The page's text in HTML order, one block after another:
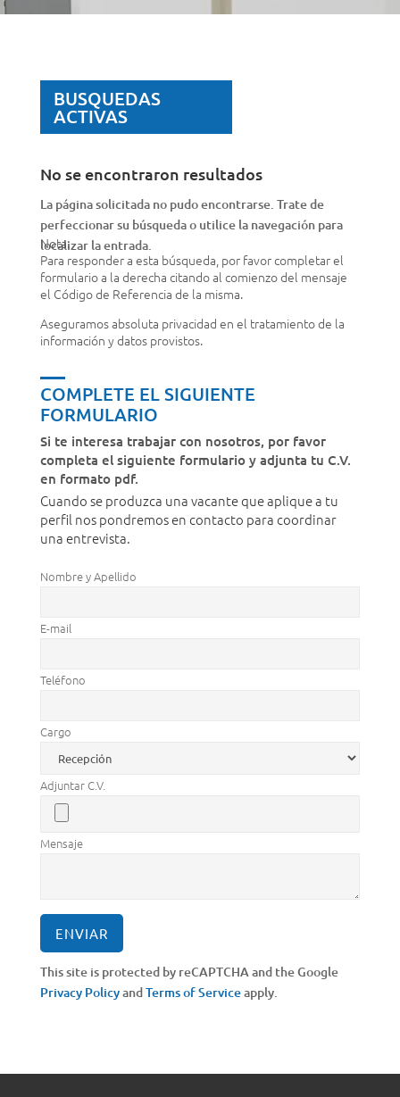
BUSQUEDAS
ACTIVAS
No se encontraron resultados
La página solicitada no pudo encontrarse. Trate de
perfeccionar su búsqueda o utilice la navegación para
localizar la entrada.
Nota:
Para responder a esta búsqueda, por favor completar el
formulario a la derecha citando al comienzo del mensaje
el Código de Referencia de la misma.
Aseguramos absoluta privacidad en el tratamiento de la
información y datos provistos.
COMPLETE EL SIGUIENTE
FORMULARIO
Si te interesa trabajar con nosotros, por favor
completa el siguiente formulario y adjunta tu C.V.
en formato pdf.
Cuando se produzca una vacante que aplique a tu
perfil nos pondremos en contacto para coordinar
una entrevista.
Nombre y Apellido
E-mail
Teléfono
Cargo
Adjuntar C.V.
Mensaje
This site is protected by reCAPTCHA and the Google
Privacy PolicyandTerms of Serviceapply.